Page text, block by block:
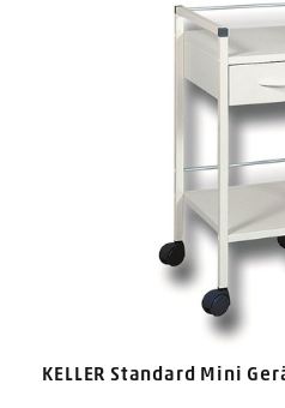
KELLER Standard Mini